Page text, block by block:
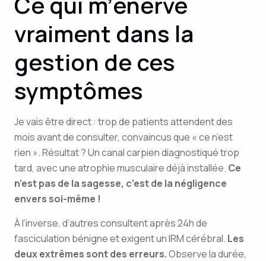
vraiment dans la
gestion de ces
symptômes
Je vais être direct : trop de patients attendent des
mois avant de consulter, convaincus que « ce n’est
rien ». Résultat ? Un canal carpien diagnostiqué trop
tard, avec une atrophie musculaire déjà installée. Ce
n’est pas de la sagesse, c’est de la négligence
envers soi-même !
À l’inverse, d’autres consultent après 24h de
fasciculation bénigne et exigent un IRM cérébral. Les
deux extrêmes sont des erreurs.Observe la durée,